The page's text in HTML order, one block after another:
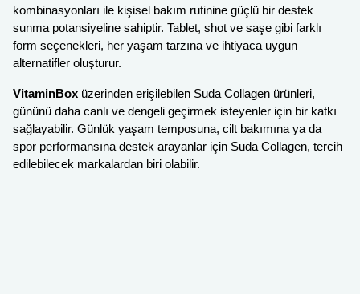
kombinasyonları ile kişisel bakım rutinine güçlü bir destek
sunma potansiyeline sahiptir. Tablet, shot ve saşe gibi farklı
form seçenekleri, her yaşam tarzına ve ihtiyaca uygun
alternatifler oluşturur.
VitaminBox üzerinden erişilebilen Suda Collagen ürünleri,
gününü daha canlı ve dengeli geçirmek isteyenler için bir katkı
sağlayabilir. Günlük yaşam temposuna, cilt bakımına ya da
spor performansına destek arayanlar için Suda Collagen, tercih
edilebilecek markalardan biri olabilir.